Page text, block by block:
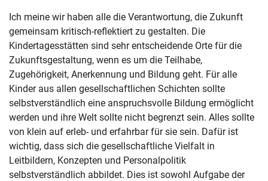
Ich meine wir haben alle die Verantwortung, die Zukunft
gemeinsam kritisch-reflektiert zu gestalten. Die
Kindertagesstätten sind sehr entscheidende Orte für die
Zukunftsgestaltung, wenn es um die Teilhabe,
Zugehörigkeit, Anerkennung und Bildung geht. Für alle
Kinder aus allen gesellschaftlichen Schichten sollte
selbstverständlich eine anspruchsvolle Bildung ermöglicht
werden und ihre Welt sollte nicht begrenzt sein. Alles sollte
von klein auf erleb- und erfahrbar für sie sein. Dafür ist
wichtig, dass sich die gesellschaftliche Vielfalt in
Leitbildern, Konzepten und Personalpolitik
selbstverständlich abbildet. Dies ist sowohl Aufgabe der